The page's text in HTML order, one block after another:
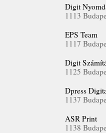
Digit
1113
EPS Team
1117
Digit
1125
Dpress
1137
ASR Print
1138